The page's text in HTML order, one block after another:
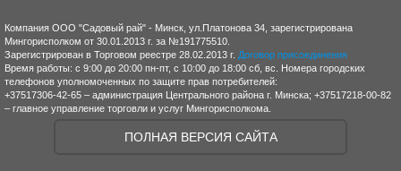
Компания ООО "Садовый рай" - Минск, ул.Платонова 34, зарегистрирована
Мингорисполком от 30.01.2013 г. за №191775510.
Зарегистрирован в Торговом реестре 28.02.2013 г. Договор присоединения
Время работы: с 9:00 до 20:00 пн-пт, с 10:00 до 18:00 сб, вс. Номера городских
телефонов уполномоченных по защите прав потребителей:
+37517306-42-65 – администрация Центрального района г. Минска; +37517218-00-82
– главное управление торговли и услуг Мингорисполкома.
ПОЛНАЯ ВЕРСИЯ САЙТА